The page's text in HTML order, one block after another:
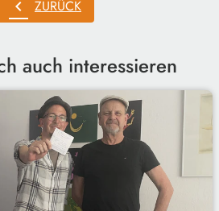
chevron_left ZURÜCK
auch interessieren